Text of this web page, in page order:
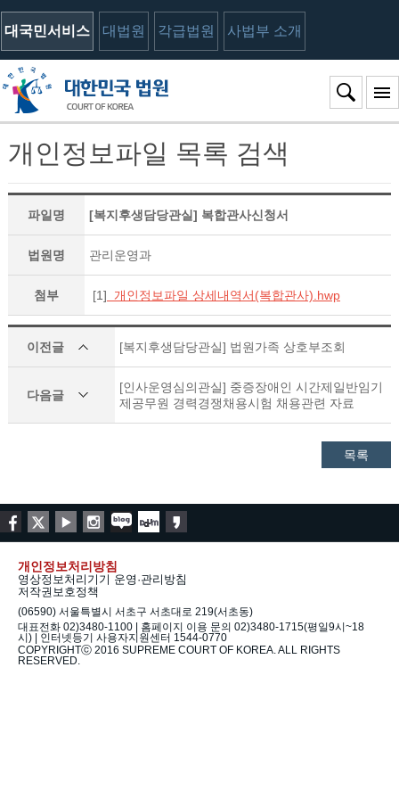
대국민서비스 대법원 각급법원 사법부 소개
개인정보파일 목록 검색
파일명 [복지후생담당관실] 복합관사신청서
법원명 관리운영과
첨부 [1] 개인정보파일 상세내역서(복합관사).hwp
이전글 [복지후생담당관실] 법원가족 상호부조회
다음글
[인사운영심의관실] 중증장애인 시간제일반임기
제공무원 경력경쟁채용시험 채용관련 자료
목록
개인정보처리방침
영상정보처리기기 운영·관리방침
저작권보호정책
(06590) 서울특별시 서초구 서초대로 219(서초동)
대표전화 02)3480-1100 | 홈페이지 이용 문의 02)3480-1715(평일9시~18
시) | 인터넷등기 사용자지원센터 1544-0770
COPYRIGHTⓒ 2016 SUPREME COURT OF KOREA. ALL RIGHTS
RESERVED.